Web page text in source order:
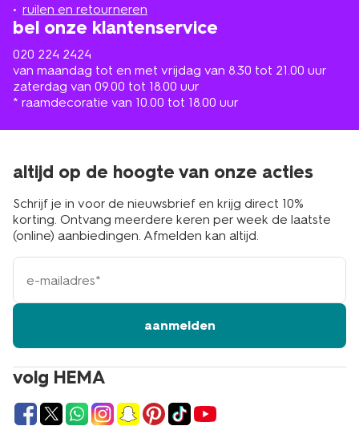
ruilen en retourneren
bel onze klantenservice
020 224 2424
van maandag tot en met vrijdag van 8.30 tot 21.00 uur
zaterdag van 09.00 tot 18.00 uur
* raamdecoratie van 10.00 tot 18.00 uur
volg HEMA
altijd op de hoogte van onze acties
Schrijf je in voor de nieuwsbrief en krijg direct 10%
korting. Ontvang meerdere keren per week de laatste
(online) aanbiedingen. Afmelden kan altijd.
e-
mailadres
aanmelden